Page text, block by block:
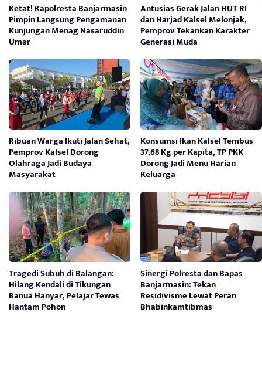
Ketat! Kapolresta Banjarmasin
Pimpin Langsung Pengamanan
Kunjungan Menag Nasaruddin
Umar
Antusias Gerak Jalan HUT RI
dan Harjad Kalsel Melonjak,
Pemprov Tekankan Karakter
Generasi Muda
Ribuan Warga Ikuti Jalan Sehat,
Pemprov Kalsel Dorong
Olahraga Jadi Budaya
Masyarakat
Konsumsi Ikan Kalsel Tembus
37,68 Kg per Kapita, TP PKK
Dorong Jadi Menu Harian
Keluarga
Tragedi Subuh di Balangan:
Hilang Kendali di Tikungan
Banua Hanyar, Pelajar Tewas
Hantam Pohon
Sinergi Polresta dan Bapas
Banjarmasin: Tekan
Residivisme Lewat Peran
Bhabinkamtibmas